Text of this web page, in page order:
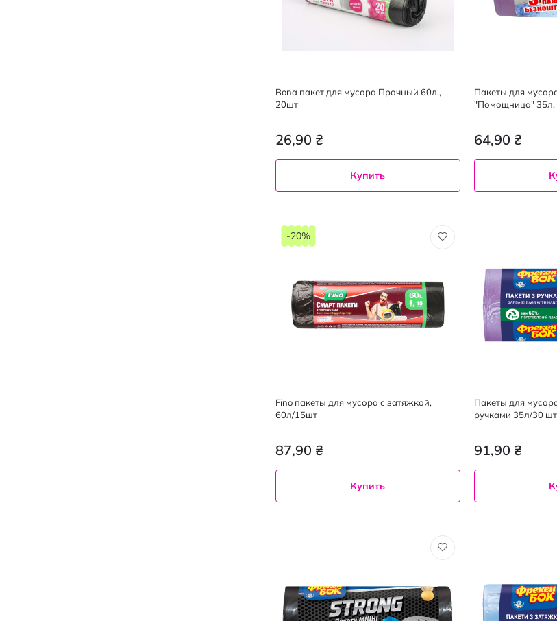
Bona пакет для мусора Прочный 60л.,
20шт
26,90 ₴
Купить
Пакеты для
"Помощница" 35л.
64,90 ₴
Fino пакеты для мусора с затяжкой,
60л/15шт
87,90 ₴
-20%
Купить
Пакеты для
ручками 35л/30 шт
91,90 ₴